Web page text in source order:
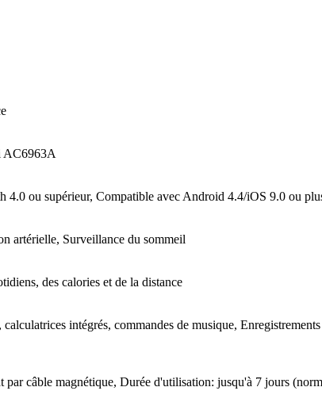
AC6963A
ou supérieur, Compatible avec Android 4.4/iOS 9.0 ou
artérielle, Surveillance du sommeil
des calories et de la distance
intégrés, commandes de musique,
par câble magnétique, Durée d'utilisation: jusqu'à 7 jours